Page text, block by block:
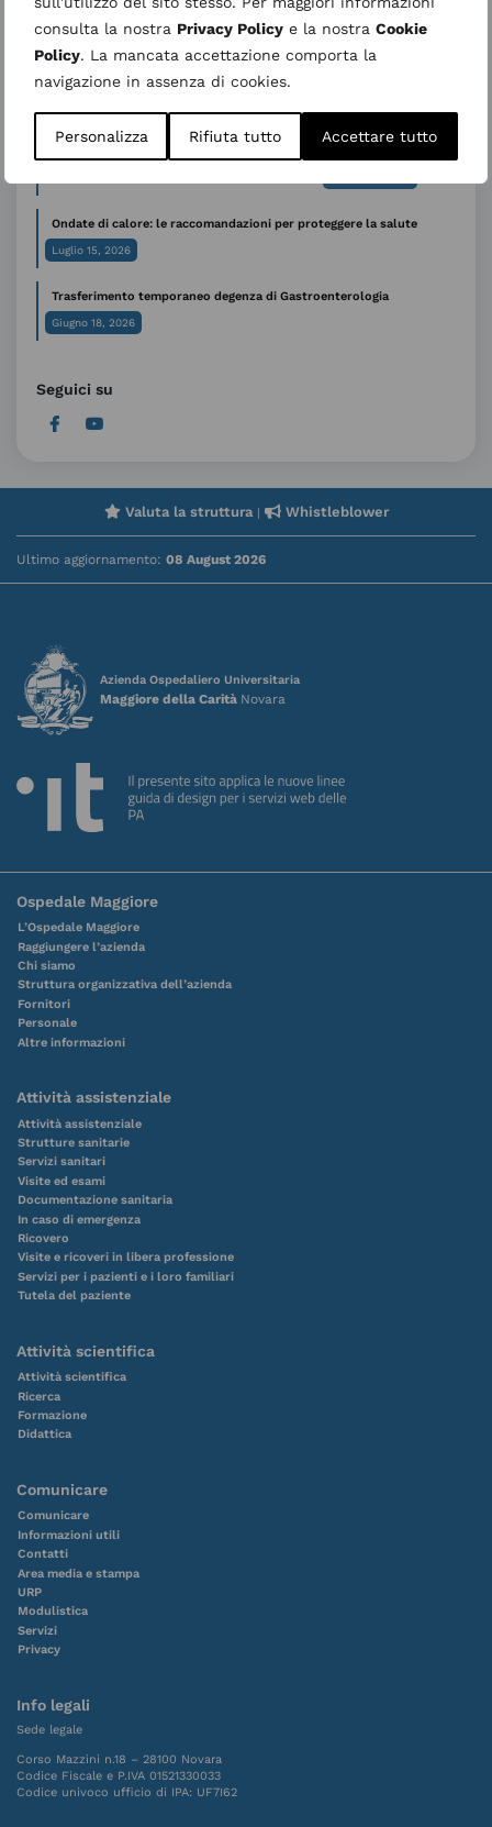
consulta la nostra Privacy Policy e la nostra Cookie
Policy. La mancata accettazione comporta la
navigazione in assenza di cookies.
Personalizza Rifiuta tutto Accettare tutto
Sospensione temporanea dell’attività ambulatoriale di Genetica
Luglio 31, 2026
Ondate di calore: le raccomandazioni per proteggere la salute
Luglio 15, 2026
Trasferimento temporaneo degenza di Gastroenterologia
Giugno 18, 2026
Seguici su
Valuta la struttura| Whistleblower
Ultimo aggiornamento: 08 August 2026
Azienda Ospedaliero Universitaria
Maggiore della Carità Novara
Ospedale Maggiore
L’Ospedale Maggiore
Raggiungere l’azienda
Chi siamo
Struttura organizzativa dell’azienda
Fornitori
Personale
Altre informazioni
Attività assistenziale
Attività assistenziale
Strutture sanitarie
Servizi sanitari
Visite ed esami
Documentazione sanitaria
In caso di emergenza
Ricovero
Visite e ricoveri in libera professione
Servizi per i pazienti e i loro familiari
Tutela del paziente
Attività scientifica
Attività scientifica
Ricerca
Formazione
Didattica
Comunicare
Comunicare
Informazioni utili
Contatti
Area media e stampa
URP
Modulistica
Servizi
Privacy
Info legali
Sede legale
Corso Mazzini n.18 – 28100 Novara
Codice Fiscale e P.IVA 01521330033
Codice univoco ufficio di IPA: UF7I62